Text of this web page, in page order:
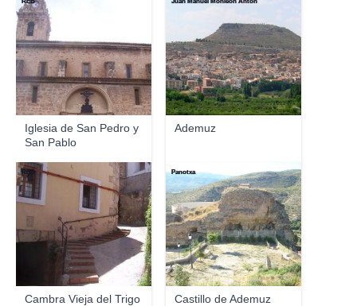
Iglesia de San Pedro y
San Pablo
Ademuz
Cambra Vieja del Trigo
REB
Castillo de Ademuz
Panotxa